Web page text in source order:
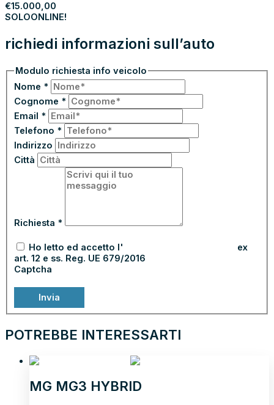
€15.000,00
SOLOONLINE!
richiedi informazioni sull’auto
Modulo richiesta info veicolo
Nome *
Cognome *
Email *
Telefono *
Indirizzo
Città
Richiesta *
Ho letto ed accetto l'
ex
art. 12 e ss. Reg. UE 679/2016
Captcha
Invia
POTREBBE INTERESSARTI
MG MG3 HYBRID